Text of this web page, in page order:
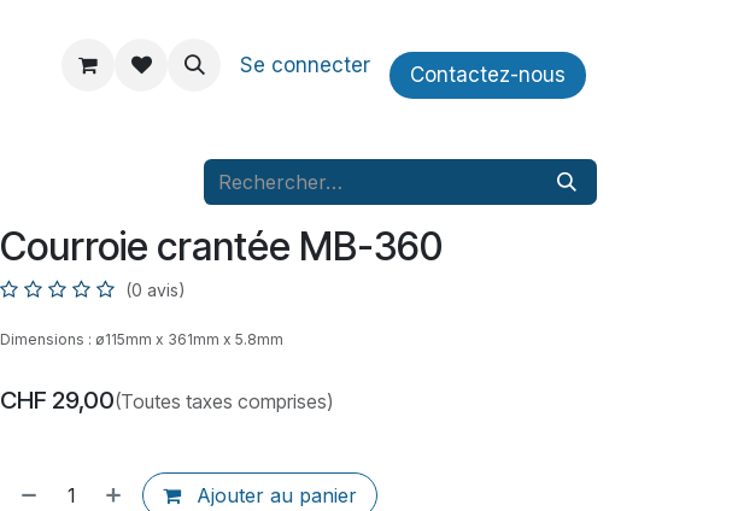
À propos Se connecter Contactez​​-nous
Courroie crantée MB-360
(0 avis)
Dimensions : ø115mm x 361mm x 5.8mm
CHF 29,00(Toutes taxes comprises)
Ajouter au panier